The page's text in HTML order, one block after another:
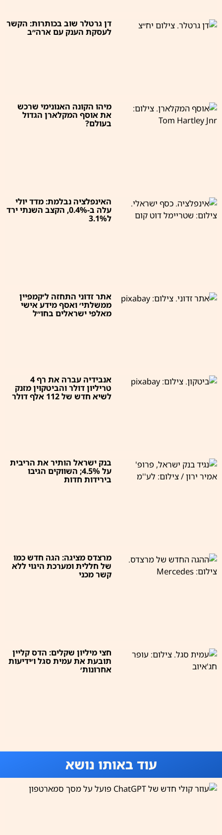
דן גרטלר שוב בכותרות: הקשר
לעסקת הענק עם ארה״ב
מיהו הקונה האנונימי שרכש
את אוסף המקלארן הגדול
בעולם?
האינפלציה נבלמת: מדד יולי
עלה ב-0.4%, הקצב השנתי ירד
ל3.1%
אתר זדוני התחזה ל׳קמפיין
ממשלתי׳ ואסף מידע אישי
מאלפי ישראלים בחו״ל
אנבידיה עברה את רף 4
טריליון דולר והביטקוין מזנק
לשיא חדש של 112 אלף דולר
בנק ישראל הותיר את הריבית
על 4.5%; השווקים הגיבו
בירידות חדות
מרצדס מציגה: הגה חדש כמו
של חללית ומערכת היגוי ללא
קשר מכני
חצי מיליון שקלים: הדס קליין
תובעת את עמית סגל ו׳ידיעות
אחרונות׳
עוד באותו נושא